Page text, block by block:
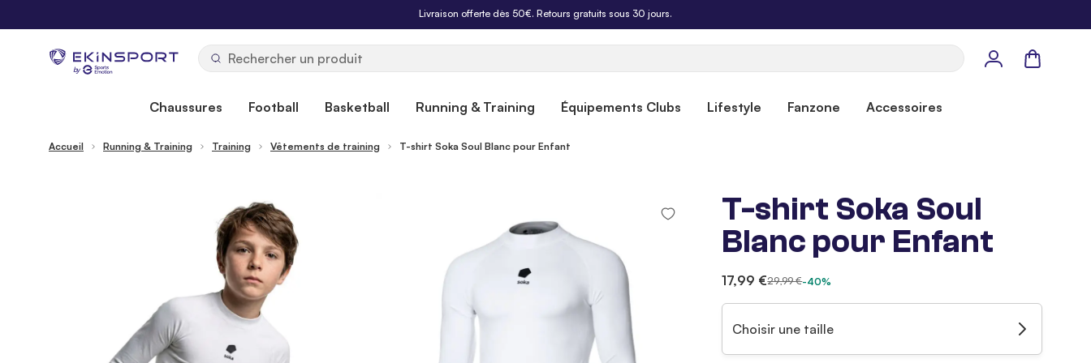
Livraison offerte dès 50€. Retours gratuits sous 30 jours.
by
Panier
Chaussures Football Basketball Running & Training Équipements Clubs Lifestyle Fanzone Accessoires
Accueil Running & Training Training Vêtements de training T-shirt Soka Soul Blanc pour Enfant
T-shirt Soka Soul
Blanc pour Enfant
17,99 €29,99 €-40%
Choisir une taille